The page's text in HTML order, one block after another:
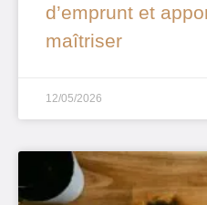
d’emprunt et
maîtriser
12/05/2026